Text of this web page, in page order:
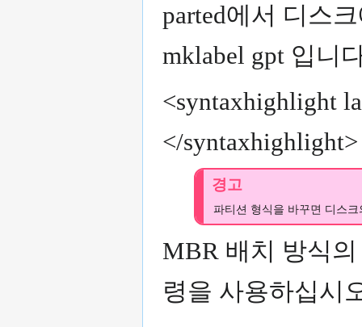
parted에서 디스
mklabel gpt 입니
<syntaxhighlight
</syntaxhighlight>
경고
파티션 형식을 바꾸면 디스
MBR 배치 방식
령을 사용하십시